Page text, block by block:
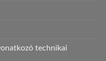
technikai